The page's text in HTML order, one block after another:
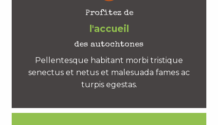
Profitez de
l'accueil
des autochtones
Pellentesque habitant morbi tristique
senectus et netus et malesuada fames ac
turpis egestas.